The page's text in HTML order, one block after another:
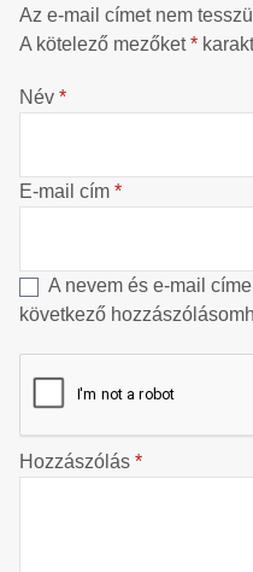
Az e-mail címet nem
A kötelező mezőket*
Név *
E-mail cím *
A nevem és e-mail
következő
Hozzászólás *